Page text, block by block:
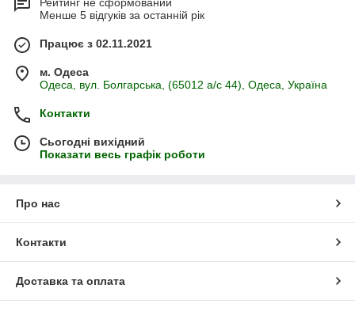
Менше 5 відгуків за останній рік
Працює з 02.11.2021
м. Одеса
Одеса, вул. Болгарська, (65012 а/с 44), Одеса, Україна
Контакти
Сьогодні вихідний
Показати весь графік роботи
Про нас
Контакти
Доставка та оплата